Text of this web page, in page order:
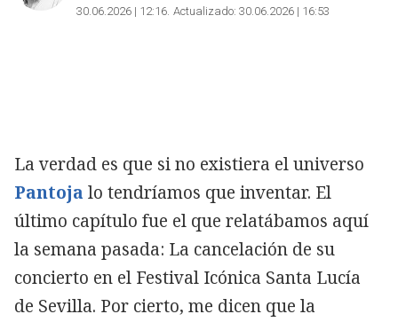
30.06.2026 | 12:16 Actualizado: 30.06.2026 | 16:53
La verdad es que si no existiera el universo
Pantoja lo tendríamos que inventar. El
último capítulo fue el que relatábamos aquí
la semana pasada: La cancelación de su
concierto en el Festival Icónica Santa Lucía
de Sevilla. Por cierto, me dicen que la